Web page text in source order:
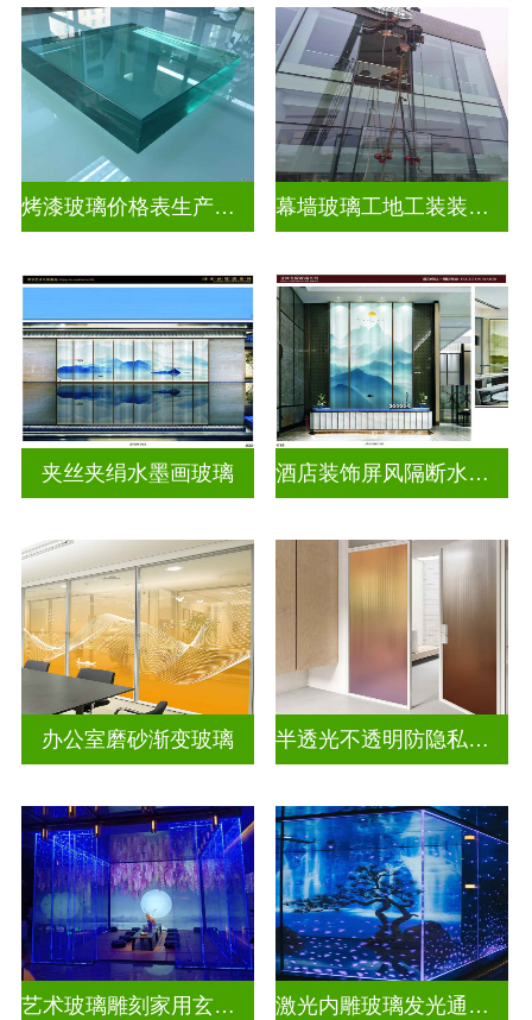
烤漆玻璃价格表生产电话 幕墙玻璃工地工装装饰玻璃
夹丝夹绢水墨画玻璃 酒店装饰屏风隔断水墨画玻璃
办公室磨砂渐变玻璃 半透光不透明防隐私彩色渐变玻璃
艺术玻璃雕刻家用玄关隔断 激光内雕玻璃发光通电玻璃